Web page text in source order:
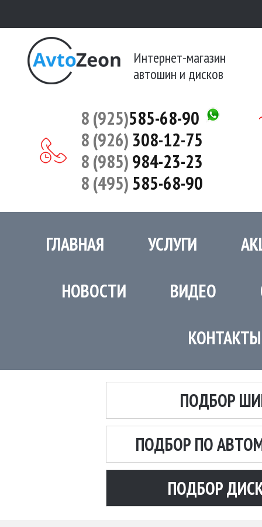
Интернет-магазин
автошин и дисков
8 (925)585-68-90
8 (926) 308-12-75
8 (985)984-23-23
8 (495)585-68-90
ГЛАВНАЯ УСЛУГИ
НОВОСТИ ВИДЕО
КОНТАКТЫ
ПОДБОР
ПОДБОР ПО
ПОДБОР